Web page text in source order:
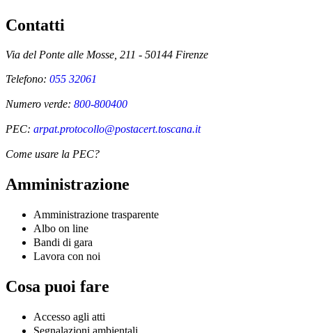
Contatti
Via del Ponte alle Mosse, 211 - 50144 Firenze
Telefono: 055 32061
Numero verde: 800-800400
PEC: arpat.protocollo@postacert.toscana.it
Come usare la PEC?
Amministrazione
Amministrazione trasparente
Albo on line
Bandi di gara
Lavora con noi
Cosa puoi fare
Accesso agli atti
Segnalazioni ambientali